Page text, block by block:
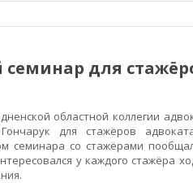
для
областной коллегии
для стажёров
со стажёрами
у каждого стажёра